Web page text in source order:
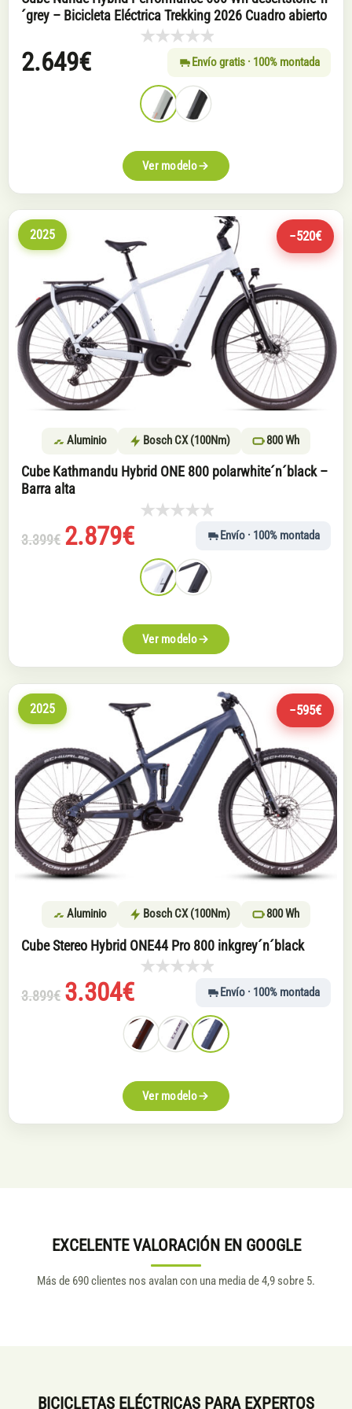
´grey – Bicicleta Eléctrica Trekking 2026 Cuadro abierto
Envío gratis · 100% montada
2.649€
Ver modelo
2025 −520€
Aluminio Bosch CX (100Nm) 800 Wh
Cube Kathmandu Hybrid ONE 800 polarwhite´n´black –
Barra alta
Envío · 100% montada
3.399€
El
2.879€
El
Ver modelo
2025 −595€
Aluminio Bosch CX (100Nm) 800 Wh
Cube Stereo Hybrid ONE44 Pro 800 inkgrey´n´black
Envío · 100% montada
3.899€
El
3.304€
El
Ver modelo
EXCELENTE VALORACIÓN EN GOOGLE
Más de 690 clientes nos avalan con una media de 4,9 sobre 5.
BICICLETAS ELÉCTRICAS PARA EXPERTOS